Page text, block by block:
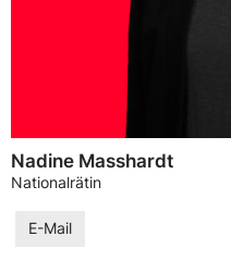
Nadine Masshardt
Nationalrätin
E-Mail